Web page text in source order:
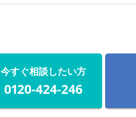
今すぐ相談したい方
0120-424-246